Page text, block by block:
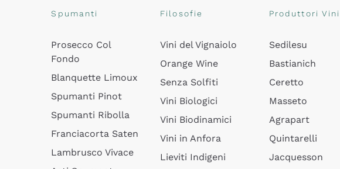
Spumanti
Prosecco Col
Fondo
Blanquette Limoux
Spumanti Pinot
Spumanti Ribolla
Franciacorta Saten
Lambrusco Vivace
Filosofie
Vini del Vignaiolo
Orange Wine
Senza Solfiti
Vini Biologici
Vini Biodinamici
Vini in Anfora
Lieviti Indigeni
Produttori Vini
Sedilesu
Bastianich
Ceretto
Masseto
Agrapart
Quintarelli
Jacquesson